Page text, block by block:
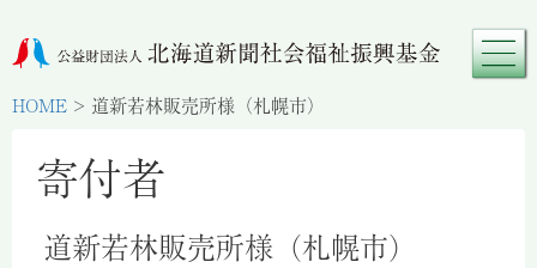
HOME > 道新若林販売所様（札幌市）
寄付者
道新若林販売所様（札幌市）